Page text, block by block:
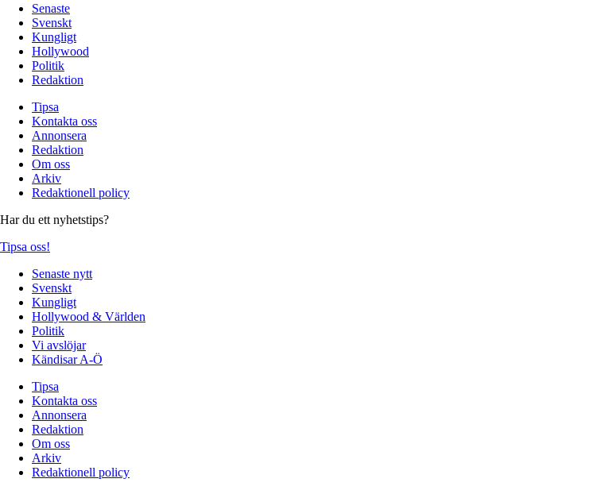
Senaste
Svenskt
Kungligt
Hollywood
Politik
Redaktion
Tipsa
Kontakta oss
Annonsera
Redaktion
Om oss
Arkiv
Redaktionell policy
Har du ett nyhetstips?
Tipsa oss!
Senaste nytt
Svenskt
Kungligt
Hollywood & Världen
Politik
Vi avslöjar
Kändisar A-Ö
Tipsa
Kontakta oss
Annonsera
Redaktion
Om oss
Arkiv
Redaktionell policy